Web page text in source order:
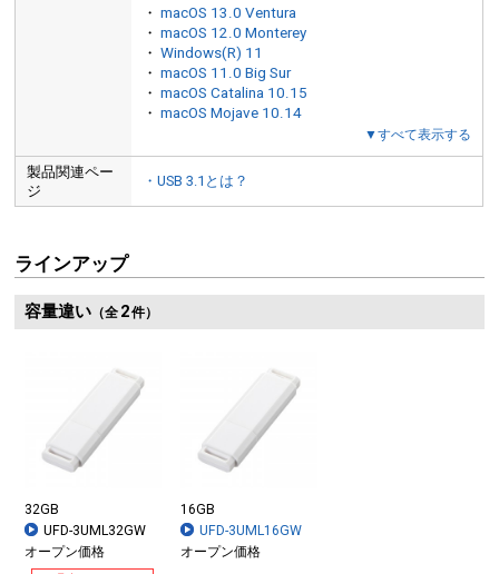
・macOS 13.0 Ventura
・macOS 12.0 Monterey
・Windows(R) 11
・macOS 11.0 Big Sur
・macOS Catalina 10.15
・macOS Mojave 10.14
▼すべて表示する
製品関連ペー
ジ
・USB 3.1とは？
ラインアップ
容量違い（全 2件）
32GB
UFD-3UML32GW
オープン価格
16GB
UFD-3UML16GW
オープン価格